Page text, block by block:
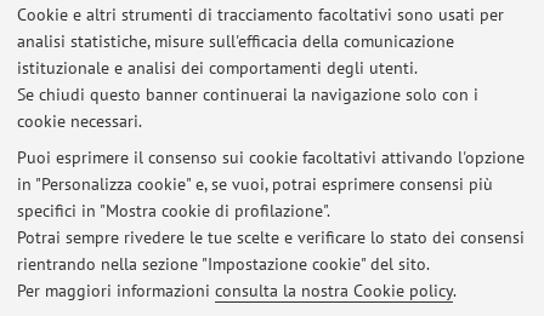
Cookie e altri strumenti di tracciamento facoltativi sono usati per
analisi statistiche, misure sull'efficacia della comunicazione
istituzionale e analisi dei comportamenti degli utenti.
Se chiudi questo banner continuerai la navigazione solo con i
cookie necessari.
Puoi esprimere il consenso sui cookie facoltativi attivando l'opzione
in "Personalizza cookie" e, se vuoi, potrai esprimere consensi più
specifici in "Mostra cookie di profilazione".
Potrai sempre rivedere le tue scelte e verificare lo stato dei consensi
rientrando nella sezione "Impostazione cookie" del sito.
Per maggiori informazioni consulta la nostra Cookie policy.
Orario di ricevimento
Lunedi 9.30-12.30 o qualsiasi giorno previo appuntamento
Ultimi avvisi
Al momento non sono presenti avvisi.